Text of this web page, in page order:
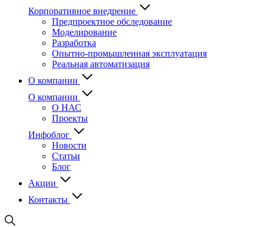
Корпоративное внедрение
Предпроектное обследование
Моделирование
Разработка
Опытно-промышленная эксплуатация
Реальная автоматизация
О компании
О компании
О НАС
Проекты
Инфоблог
Новости
Статьи
Блог
Акции
Контакты